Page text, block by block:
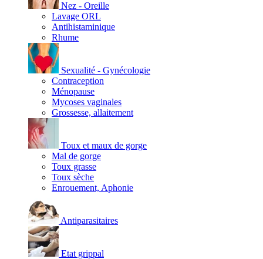
Nez - Oreille
Lavage ORL
Antihistaminique
Rhume
Sexualité - Gynécologie
Contraception
Ménopause
Mycoses vaginales
Grossesse, allaitement
Toux et maux de gorge
Mal de gorge
Toux grasse
Toux sèche
Enrouement, Aphonie
Antiparasitaires
Etat grippal